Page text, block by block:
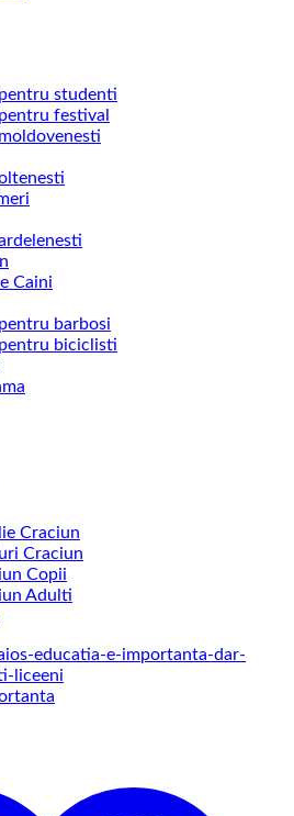
studenti
festival
Caini
barbosi
biciclisti
Craciun
Craciun
Copii
Adulti